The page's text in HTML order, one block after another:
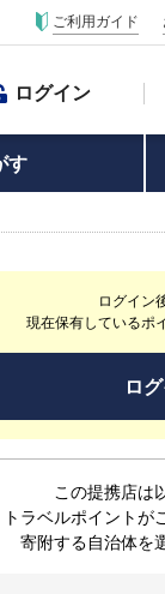
ご利用ガイド
ログイン
す
ログイン
現在保有しているポ
ロ
この提携店は
トラベルポイントが
寄附する自治体を